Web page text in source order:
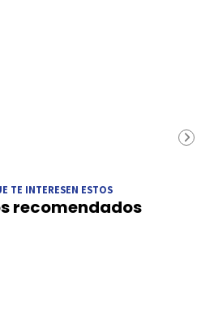
TE INTERESEN ESTOS
recomendados